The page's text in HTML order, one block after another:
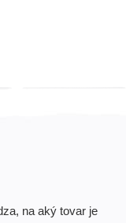
na aký tovar je